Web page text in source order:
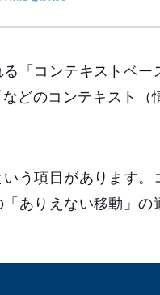
「コンテキストベー
どのコンテキスト（
う項目があります。
ありえない移動」の